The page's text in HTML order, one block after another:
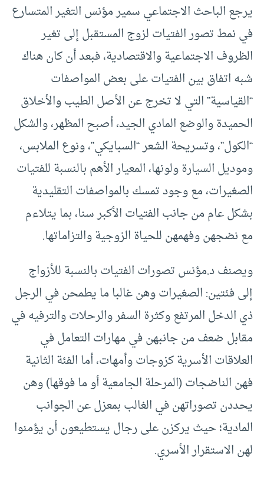
يرجع الباحث الاجتماعي سمير مؤنس التغير المتسارع
في نمط تصور الفتيات لزوج المستقبل إلى تغير
الظروف الاجتماعية والاقتصادية، فبعد أن كان هناك
شبه اتفاق بين الفتيات على بعض المواصفات
“القياسية” التي لا تخرج عن الأصل الطيب والأخلاق
الحميدة والوضع المادي الجيد، أصبح المظهر، والشكل
“الكول”، وتسريحة الشعر “السبايكي”، ونوع الملابس،
وموديل السيارة ولونها، المعيار الأهم بالنسبة للفتيات
الصغيرات، مع وجود تمسك بالمواصفات التقليدية
بشكل عام من جانب الفتيات الأكبر سنا، بما يتلاءم
مع نضجهن وفهمهن للحياة الزوجية والتزاماتها.
ويصنف د.مؤنس تصورات الفتيات بالنسبة للأزواج
إلى فئتين: الصغيرات وهن غالبا ما يطمحن في الرجل
ذي الدخل المرتفع وكثرة السفر والرحلات والترفيه في
مقابل ضعف من جانبهن في مهارات التعامل في
العلاقات الأسرية كزوجات وأمهات، أما الفئة الثانية
فهن الناضجات (المرحلة الجامعية أو ما فوقها) وهن
يحددن تصوراتهن في الغالب بمعزل عن الجوانب
المادية؛ حيث يركزن على رجال يستطيعون أن يؤمنوا
لهن الاستقرار الأسري.